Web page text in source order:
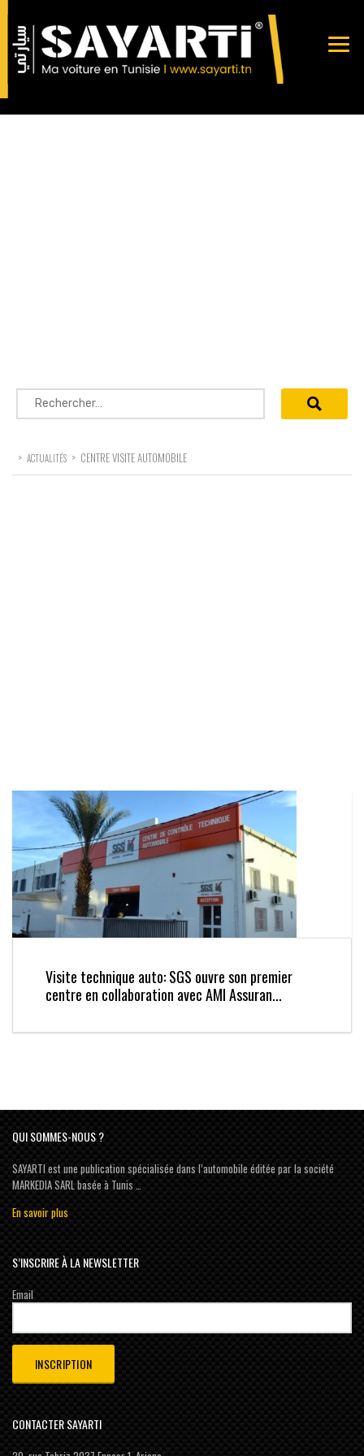
Rechercher :
> ACTUALITÉS > CENTRE VISITE AUTOMOBILE
Visite technique auto: SGS ouvre son premier
centre en collaboration avec AMI Assuran...
QUI SOMMES-NOUS ?
SAYARTI est une publication spécialisée dans l’automobile éditée par la société
MARKEDIA SARL basée à Tunis …
En savoir plus
S’INSCRIRE À LA NEWSLETTER
Email
CONTACTER SAYARTI